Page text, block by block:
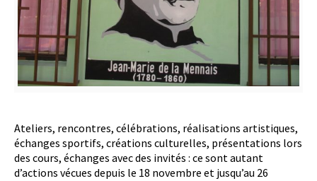
Ateliers, rencontres, célébrations, réalisations artistiques,
échanges sportifs, créations culturelles, présentations lors
des cours, échanges avec des invités : ce sont autant
d’actions vécues depuis le 18 novembre et jusqu’au 26